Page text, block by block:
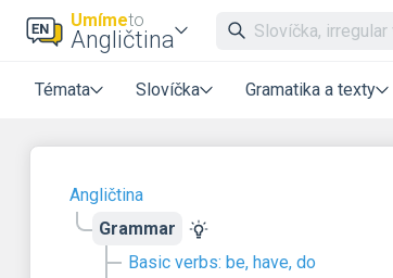
Umímeto
Angličtina
Témata Slovíčka Gramatika a texty
Angličtina
Grammar
Basic verbs: be, have, do